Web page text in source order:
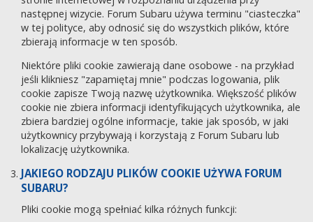
następnej wizycie. Forum Subaru używa terminu "ciasteczka"
w tej polityce, aby odnosić się do wszystkich plików, które
zbierają informacje w ten sposób.
Niektóre pliki cookie zawierają dane osobowe - na przykład
jeśli klikniesz "zapamiętaj mnie" podczas logowania, plik
cookie zapisze Twoją nazwę użytkownika. Większość plików
cookie nie zbiera informacji identyfikujących użytkownika, ale
zbiera bardziej ogólne informacje, takie jak sposób, w jaki
użytkownicy przybywają i korzystają z Forum Subaru lub
lokalizację użytkownika.
JAKIEGO RODZAJU PLIKÓW COOKIE UŻYWA FORUM
SUBARU?
Pliki cookie mogą spełniać kilka różnych funkcji: